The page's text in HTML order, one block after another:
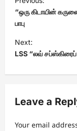
o
s
t
n
a
i
“ஒரு கிடாயின்
பாபு
Next:
LSS “லவ்
Leave a
Your email